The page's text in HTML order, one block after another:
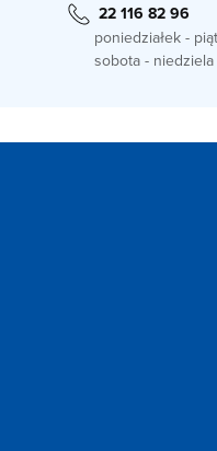
22 116 82 96
poniedziałek -
sobota -